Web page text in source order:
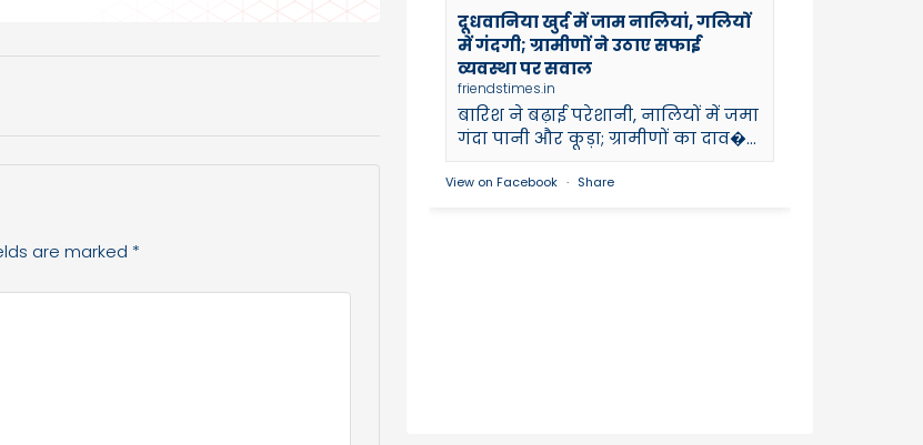
are marked *
दूधवानिया खुर्द में जाम नालियां, गलियों
में गंदगी; ग्रामीणों ने उठाए सफाई
व्यवस्था पर सवाल
friendstimes.in
बारिश ने बढ़ाई परेशानी, नालियों में जमा
गंदा पानी और कूड़ा; ग्रामीणों का दाव�...
View on Facebook · Share